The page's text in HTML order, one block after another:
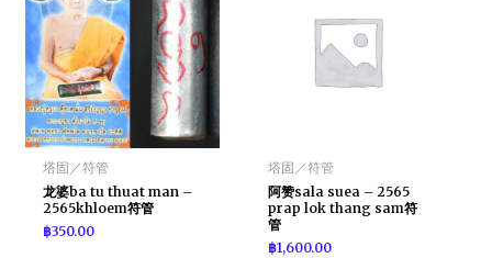
塔固／符管
龙婆ba tu thuat man –
2565khloem符管
฿350.00
塔固／符管
阿赞sala suea – 2565
prap lok thang sam符
管
฿1,600.00